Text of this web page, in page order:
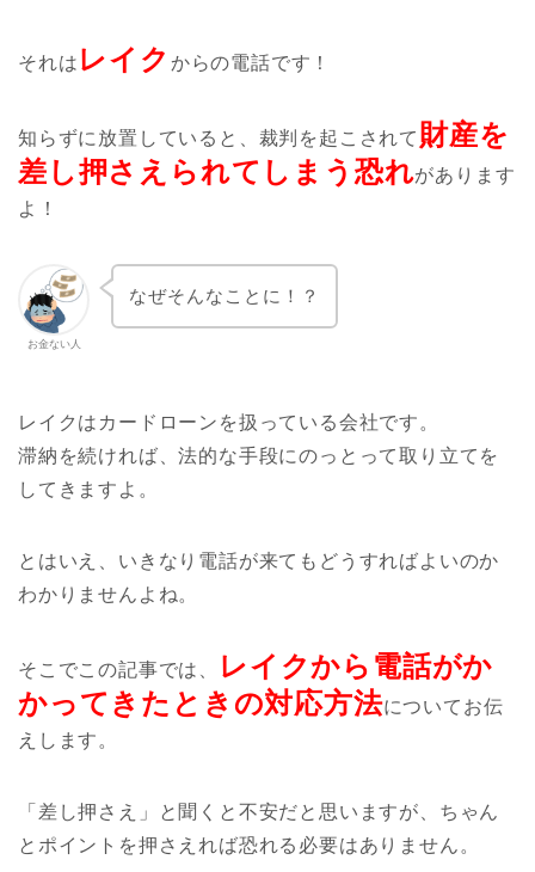
それは レイク からの電話です！
知らずに放置していると、裁判を起こされて 財産を
差し押さえられてしまう恐れがあります
よ！
お金ない人
なぜそんなことに！？
レイクはカードローンを扱っている会社です。
滞納を続ければ、法的な手段にのっとって取り立てを
してきますよ。
とはいえ、いきなり電話が来てもどうすればよいのか
わかりませんよね。
そこでこの記事では、
レイクから電話がか
かってきたときの対応方法についてお伝
えします。
「差し押さえ」と聞くと不安だと思いますが、ちゃん
とポイントを押さえれば恐れる必要はありません。